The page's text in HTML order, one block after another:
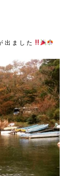
出ました